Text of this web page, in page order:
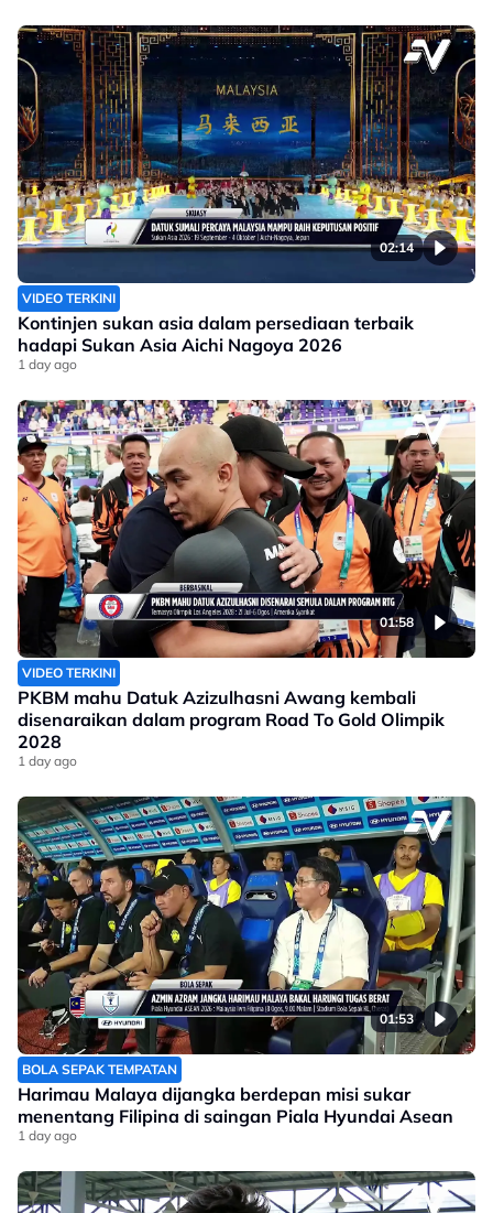
02:14
VIDEO TERKINI
Kontinjen sukan asia dalam persediaan terbaik
hadapi Sukan Asia Aichi Nagoya 2026
1 day ago
01:58
VIDEO TERKINI
PKBM mahu Datuk Azizulhasni Awang kembali
disenaraikan dalam program Road To Gold Olimpik
2028
1 day ago
01:53
BOLA SEPAK TEMPATAN
Harimau Malaya dijangka berdepan misi sukar
menentang Filipina di saingan Piala Hyundai Asean
1 day ago